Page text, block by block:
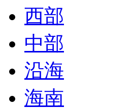
西部
中部
沿海
海南